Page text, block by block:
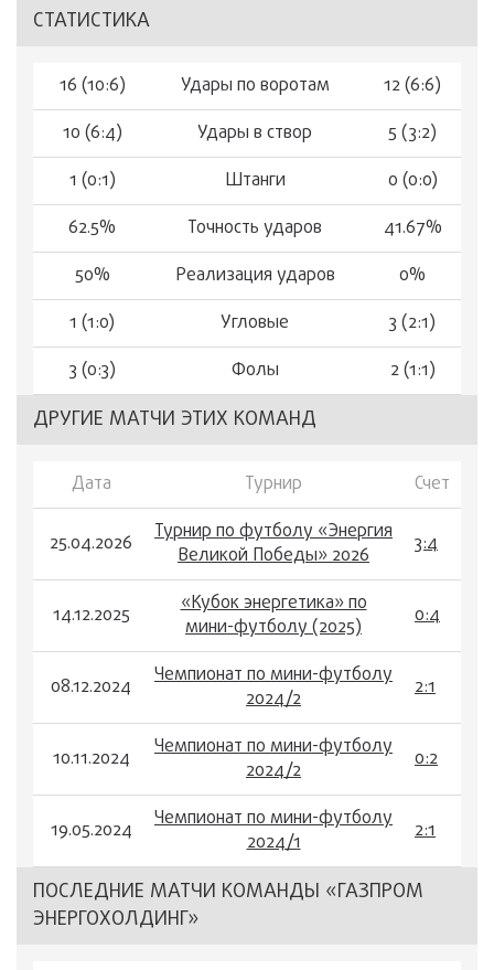
СТАТИСТИКА
16 (10:6) Удары по воротам
12 (6:6)
10 (6:4)
Удары в створ
5 (3:2)
1 (0:1)
Штанги
0 (0:0)
62.5%
Точность ударов
41.67%
50%
Реализация ударов
0%
1 (1:0)
Угловые
3 (2:1)
3 (0:3)
Фолы 2 (1:1)
ДРУГИЕ МАТЧИ ЭТИХ КОМАНД
Дата Турнир Счет
25.04.2026
Турнир по футболу «Энергия
Великой Победы» 2026
3:4
14.12.2025
«Кубок энергетика» по
мини-футболу (2025)
0:4
08.12.2024
Чемпионат по мини-футболу
2024/2
2:1
10.11.2024
Чемпионат по мини-футболу
2024/2
0:2
19.05.2024
Чемпионат по мини-футболу
2024/1
2:1
ПОСЛЕДНИЕ МАТЧИ КОМАНДЫ «ГАЗПРОМ
ЭНЕРГОХОЛДИНГ»